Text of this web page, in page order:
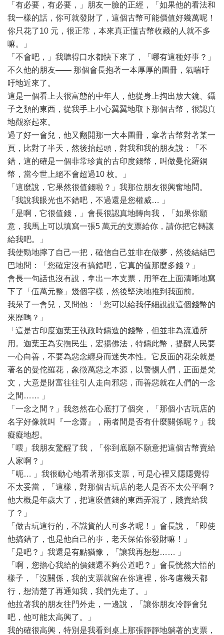
「有必要，有必要，」朋友一臉的正經，「如果他的看法和
我一樣的話，你可就發財了，這個古幣可能價值好幾萬呢！
你只花了10 元，很正常，本來真正懂古幣收藏的人就不多
嘛。」
「不會吧，」我聽得口水都快下來了，「哪有這種好事？」
不久他的朋友—— 那個會長抱著一本厚厚的圖冊，氣喘吁
吁地近來了。
這是一個看上去很富態的中年人，他從身上掏出放大鏡、鑷
子之類的東西，從我手上小心翼翼地取下那個古幣，很認真
地觀察起來。
過了好一會兒，他又翻開那一大本圖冊，拿著古幣對著某一
頁，比對了半天，然後抬起頭，對我和我的朋友說：「不
錯，這的確是一個非常珍貴的古印度錢幣，叫做曼佗羅銅
幣，當今世上絕不會超過10 枚。」
「這麼說，它果然很值錢啦？」我那位朋友很興奮地問。
「我說我眼光也不錯吧，不過還是您權威… 」
「是啊，它很值錢，」會長很認真地轉向我，「如果你願
意，我馬上可以填寫一張5 萬元的支票給你，請你把它轉讓
給我吧。」
我使勁地擰了自己一把，確信自己並非在做夢，然後結結巴
巴地問：「您確定沒有搞錯吧，它真的值那麼多錢？」
會長一句話也沒有說，拿出一本支票，用筆在上面清晰地寫
下了「伍萬元整」幾個字樣，然後堅決地推到我面前。
我呆了一會兒，又問他：「您可以給我仔細說說這個錢幣的
來歷嗎？」
「這是古印度迦葉王執政時鑄造的錢幣，但並非為流通所
用。迦葉王為安撫民生，宏揚佛法，特鑄此幣，提醒人民要
一心向善，不要為惡念纏身而迷失本性。它反面的花朵就是
著名的曼佗羅花，象徵萬惡之本源，以警惕人們，正面是梵
文，大意是財富往往引人走向邪惡，而善惡就在人們的一念
之間…… 」
「一念之間？」我忽然在心底打了個突，「那個小古玩店的
名字好像就叫『一念齋』，兩者間是否有什麼關係呢？」我
癡癡地想。
「喂」我朋友驚醒了我，「你到底願不願意把這個古幣賣給
人家啊？」
「呃… 」我很動心地看著那張支票，可是心裡又隱隱覺得
不太妥當，「這樣，對那個古玩店的老人是否不太公平啊？
他大概是年歲大了，把這麼值錢的東西弄混了，賤賣給我
了？」
「做古玩這行的，不識貨的人可多著呢！」會長說，「即使
他搞錯了，也是他自己的事，老天保佑你發財嘛！」
「是吧？」我還是有點猶豫，「讓我再想想…… 」
「啊，您擔心我給的價錢還不夠公道吧？」會長恍然大悟的
樣子，「沒關係，我的支票就留在你這裡，你考慮幾天都
行，想清楚了再通知我，我們先走了。」
他拉著我的朋友往門外走，一邊說，「讓你朋友冷靜會兒
吧，他可能太高興了。」
我的確很高興，特別是我看到桌上那張靜靜地躺著的支票，